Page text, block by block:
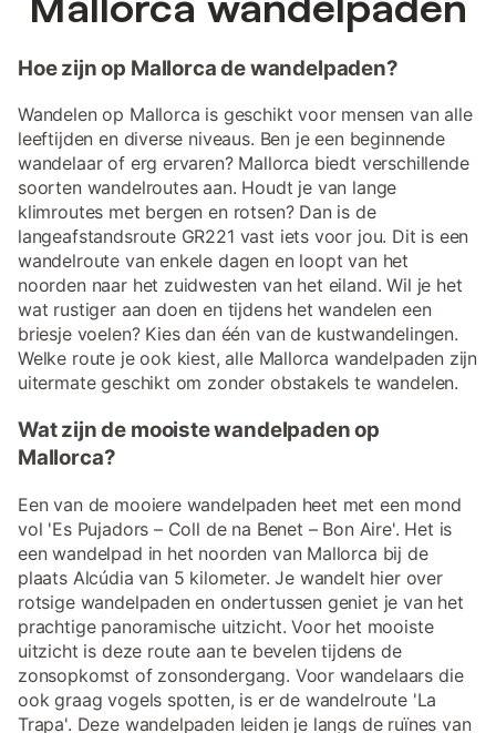
Hoe zijn op Mallorca de wandelpaden?
Wandelen op Mallorca is geschikt voor mensen van alle
leeftijden en diverse niveaus. Ben je een beginnende
wandelaar of erg ervaren? Mallorca biedt verschillende
soorten wandelroutes aan. Houdt je van lange
klimroutes met bergen en rotsen? Dan is de
langeafstandsroute GR221 vast iets voor jou. Dit is een
wandelroute van enkele dagen en loopt van het
noorden naar het zuidwesten van het eiland. Wil je het
wat rustiger aan doen en tijdens het wandelen een
briesje voelen? Kies dan één van de kustwandelingen.
Welke route je ook kiest, alle Mallorca wandelpaden zijn
uitermate geschikt om zonder obstakels te wandelen.
Wat zijn de mooiste wandelpaden op
Mallorca?
Een van de mooiere wandelpaden heet met een mond
vol 'Es Pujadors – Coll de na Benet – Bon Aire'. Het is
een wandelpad in het noorden van Mallorca bij de
plaats Alcúdia van 5 kilometer. Je wandelt hier over
rotsige wandelpaden en ondertussen geniet je van het
prachtige panoramische uitzicht. Voor het mooiste
uitzicht is deze route aan te bevelen tijdens de
zonsopkomst of zonsondergang. Voor wandelaars die
ook graag vogels spotten, is er de wandelroute 'La
Trapa'. Deze wandelpaden leiden je langs de ruïnes van